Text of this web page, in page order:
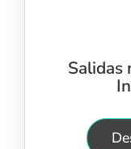
Salidas